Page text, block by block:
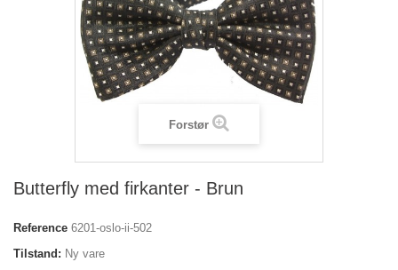
Forstør
Butterfly med firkanter - Brun
Reference 6201-oslo-ii-502
Tilstand: Ny vare